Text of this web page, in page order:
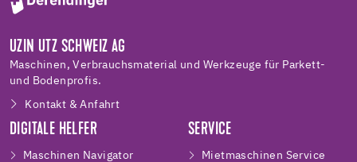
UZIN UTZ SCHWEIZ AG
Maschinen, Verbrauchsmaterial und Werkzeuge für Parkett-
und Bodenprofis.
Kontakt & Anfahrt
DIGITALE HELFER
Maschinen Navigator
SERVICE
Mietmaschinen Service